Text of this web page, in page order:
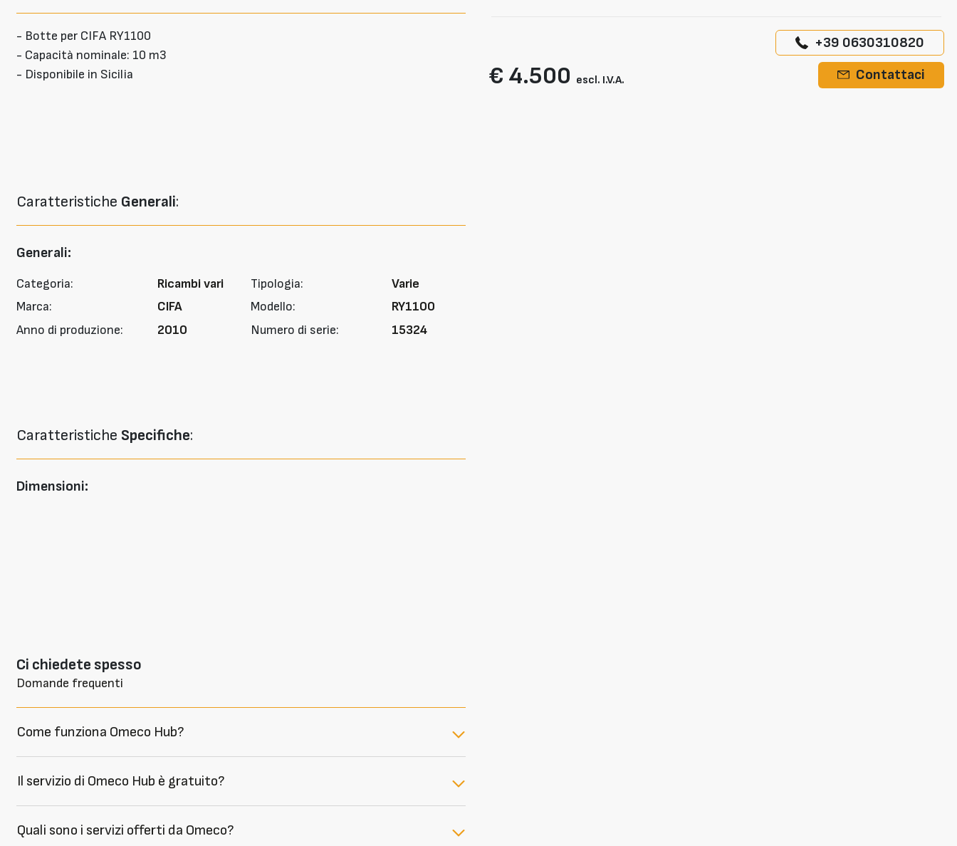
- Botte per CIFA RY1100
- Capacità nominale: 10 m3
- Disponibile in Sicilia
Caratteristiche Generali:
Generali:
Categoria: Ricambi vari Tipologia:
Varie
Marca:
CIFA Modello:
RY1100
Anno di produzione:
2010 Numero di serie: 15324
Caratteristiche Specifiche:
Dimensioni:
Ci chiedete spesso
Domande frequenti
Come funziona Omeco Hub?
Il servizio di Omeco Hub è gratuito?
Quali sono i servizi offerti da Omeco?
€ 4.500 escl. I.V.A.
+39 0630310820
Contattaci